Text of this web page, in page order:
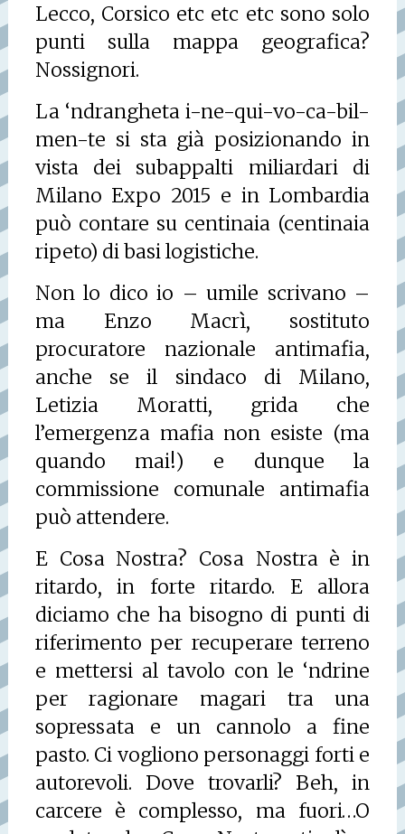
Lecco, Corsico etc etc etc sono solo
punti sulla mappa geografica?
Nossignori.
La ‘ndrangheta i-ne-qui-vo-ca-bil-
men-te si sta già posizionando in
vista dei subappalti miliardari di
Milano Expo 2015 e in Lombardia
può contare su centinaia (centinaia
ripeto) di basi logistiche.
Non lo dico io – umile scrivano –
ma Enzo Macrì, sostituto
procuratore nazionale antimafia,
anche se il sindaco di Milano,
Letizia Moratti, grida che
l’emergenza mafia non esiste (ma
quando mai!) e dunque la
commissione comunale antimafia
può attendere.
E Cosa Nostra? Cosa Nostra è in
ritardo, in forte ritardo. E allora
diciamo che ha bisogno di punti di
riferimento per recuperare terreno
e mettersi al tavolo con le ‘ndrine
per ragionare magari tra una
sopressata e un cannolo a fine
pasto. Ci vogliono personaggi forti e
autorevoli. Dove trovarli? Beh, in
carcere è complesso, ma fuori…O